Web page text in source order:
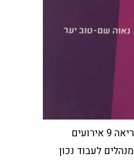
הספר מציג בשפה קולחת וקריאה 9 אירועים
לעבוד נכון